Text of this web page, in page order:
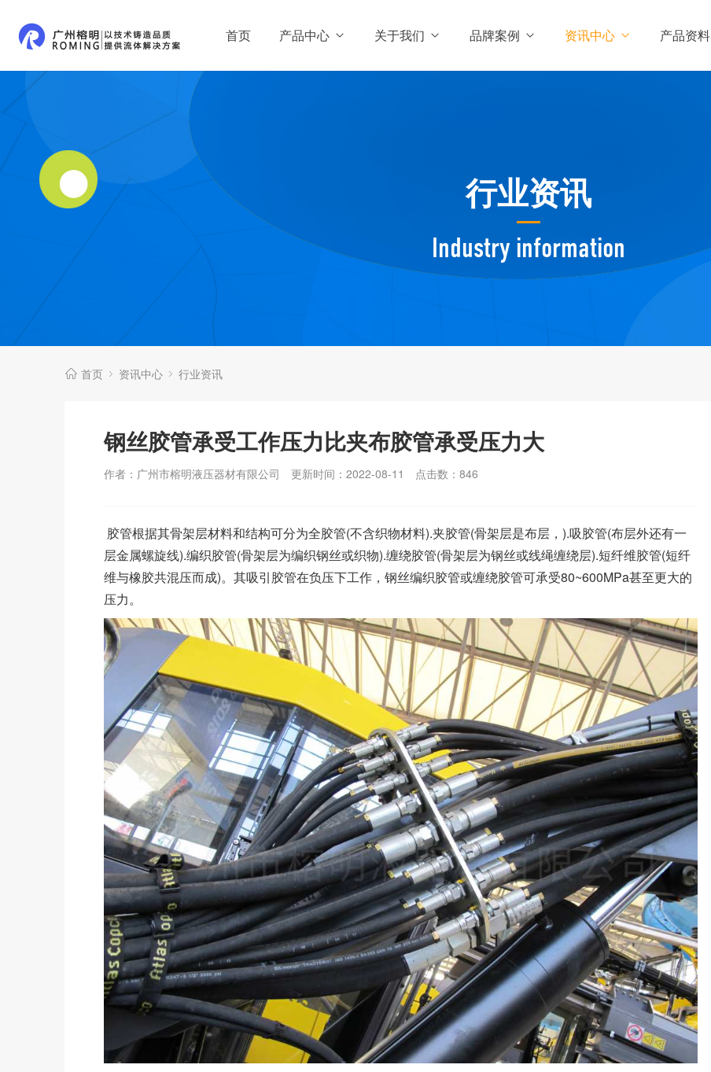
首页 产品中心 关于我们 品牌案例 资讯中心 产品资料
行业资讯
Industry information
首页 资讯中心 行业资讯
钢丝胶管承受工作压力比夹布胶管承受压力大
作者：广州市榕明液压器材有限公司 更新时间：2022-08-11 点击数： 846
胶管根据其骨架层材料和结构可分为全胶管(不含织物材料).夹胶管(骨架层是布层，).吸胶管(布层外还有一
层金属螺旋线).编织胶管(骨架层为编织钢丝或织物).缠绕胶管(骨架层为钢丝或线绳缠绕层).短纤维胶管(短纤
维与橡胶共混压而成)。其吸引胶管在负压下工作，钢丝编织胶管或缠绕胶管可承受80~600MPa甚至更大的
压力。